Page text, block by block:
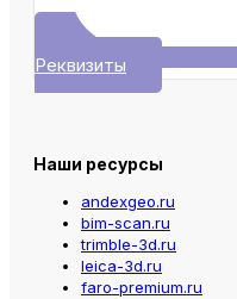
Реквизиты
Наши ресурсы
andexgeo.ru
bim-scan.ru
trimble-3d.ru
leica-3d.ru
faro-premium.ru